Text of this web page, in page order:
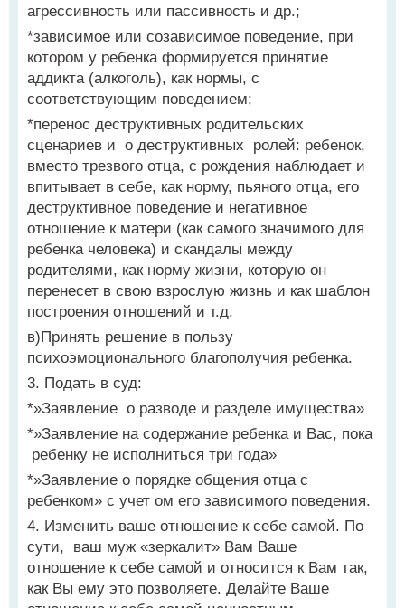
агрессивность или пассивность и др.;
*зависимое или созависимое поведение, при
котором у ребенка формируется принятие
аддикта (алкоголь), как нормы, с
соответствующим поведением;
*перенос деструктивных родительских
сценариев и о деструктивных ролей: ребенок,
вместо трезвого отца, с рождения наблюдает и
впитывает в себе, как норму, пьяного отца, его
деструктивное поведение и негативное
отношение к матери (как самого значимого для
ребенка человека) и скандалы между
родителями, как норму жизни, которую он
перенесет в свою взрослую жизнь и как шаблон
построения отношений и т.д.
в)Принять решение в пользу
психоэмоционального благополучия ребенка.
3. Подать в суд:
*»Заявление о разводе и разделе имущества»
*»Заявление на содержание ребенка и Вас, пока
ребенку не исполниться три года»
*»Заявление о порядке общения отца с
ребенком» с учет ом его зависимого поведения.
4. Изменить ваше отношение к себе самой. По
сути, ваш муж «зеркалит» Вам Ваше
отношение к себе самой и относится к Вам так,
как Вы ему это позволяете. Делайте Ваше